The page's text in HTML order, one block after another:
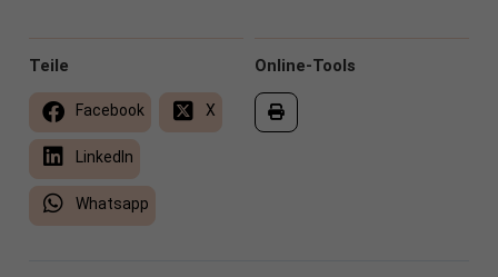
Online-Tools
Teile
Facebook X
LinkedIn
Whatsapp